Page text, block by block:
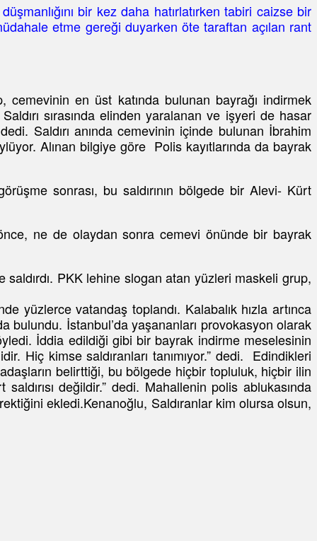
bir kez daha hatırlatırken tabiri caizse bir
etme gereği duyarken öte taraftan açılan rant
cemevinin en üst katında bulunan bayrağı indirmek
sırasında elinden yaralanan ve işyeri de hasar
Saldırı anında cemevinin içinde bulunan İbrahim
Alınan bilgiye göre Polis kayıtlarında da bayrak
sonrası, bu saldırının bölgede bir Alevi- Kürt
ne de olaydan sonra cemevi önünde bir bayrak
PKK lehine slogan atan yüzleri maskeli grup,
yüzlerce vatandaş toplandı. Kalabalık hızla artınca
bulundu. İstanbul’da yaşananları provokasyon olarak
İddia edildiği gibi bir bayrak indirme meselesinin
Hiç kimse saldıranları tanımıyor.” dedi. Edindikleri
belirttiği, bu bölgede hiçbir topluluk, hiçbir ilin
değildir.” dedi. Mahallenin polis ablukasında
ekledi.Kenanoğlu, Saldıranlar kim olursa olsun,